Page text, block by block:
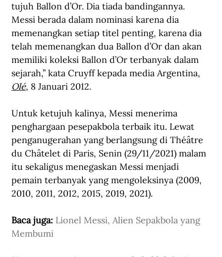
tujuh Ballon d’Or. Dia tiada bandingannya.
Messi berada dalam nominasi karena dia
memenangkan setiap titel penting, karena dia
telah memenangkan dua Ballon d’Or dan akan
memiliki koleksi Ballon d’Or terbanyak dalam
sejarah,” kata Cruyff kepada media Argentina,
Olé, 8 Januari 2012.
Untuk ketujuh kalinya, Messi menerima
penghargaan pesepakbola terbaik itu. Lewat
penganugerahan yang berlangsung di Théâtre
du Châtelet di Paris, Senin (29/11/2021) malam
itu sekaligus menegaskan Messi menjadi
pemain terbanyak yang mengoleksinya (2009,
2010, 2011, 2012, 2015, 2019, 2021).
Baca juga: Lionel Messi, Alien Sepakbola yang
Membumi